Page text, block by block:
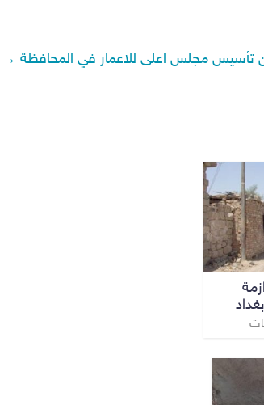
تأسيس مجلس اعلى للاعمار في المحافظة →